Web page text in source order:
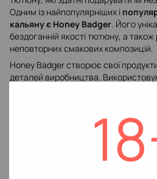
Одним із найпопулярніших і
кальяну є Honey Badger. Його
бездоганній якості тютюну, а також
неповторних смакових композицій.
Honey Badger створює свої
деталей виробництва.
Honey Badger має на увазі не лише
листя, але також і надання їм
Одним із найпопулярніших смаків